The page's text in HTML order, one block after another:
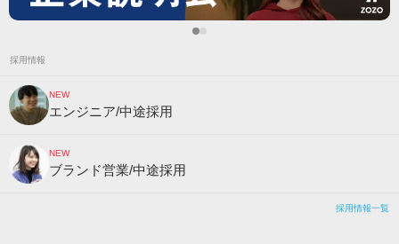
採用情報
NEW
エンジニア/中途採用
NEW
ブランド営業/中途採用
採用情報一覧